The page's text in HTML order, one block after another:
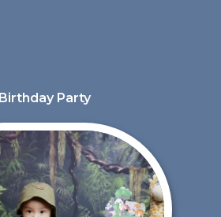
Birthday Party